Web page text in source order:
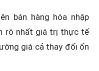
bán hàng hóa nhập
rõ nhất giá trị thực tế
giá cả thay đổi ổn